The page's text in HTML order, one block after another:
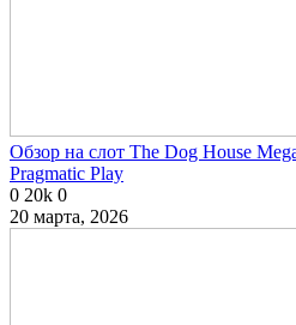
Обзор на слот The Dog House
Pragmatic Play
0 20k 0
20 марта, 2026